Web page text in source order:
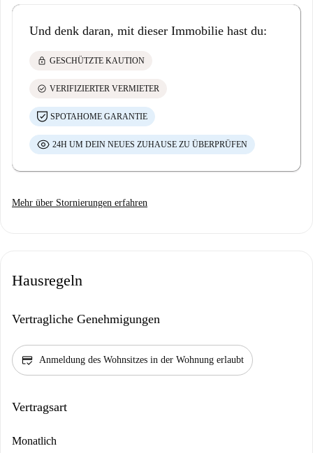
Und denk daran, mit dieser Immobilie hast du:
lock GESCHÜTZTE KAUTION
check_circle VERIFIZIERTER VERMIETER
SPOTAHOME GARANTIE
24H UM DEIN NEUES ZUHAUSE ZU ÜBERPRÜFEN
Mehr über Stornierungen erfahren
Hausregeln
Vertragliche Genehmigungen
credit_score Anmeldung des Wohnsitzes in der Wohnung erlaubt
Vertragsart
Monatlich